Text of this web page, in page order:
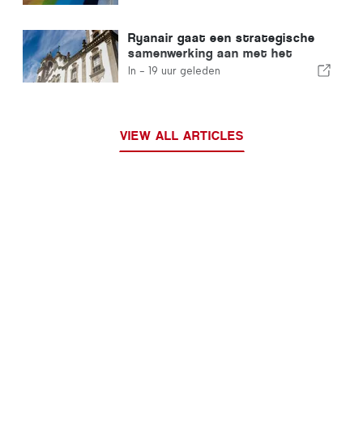
Ryanair gaat een strategische
samenwerking aan met het
Instituto Piaget de Viseu voor
In - 19 uur geleden
VIEW ALL ARTICLES